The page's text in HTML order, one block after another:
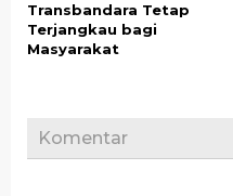
Transbandara Tetap
Terjangkau bagi
Masyarakat
Komentar